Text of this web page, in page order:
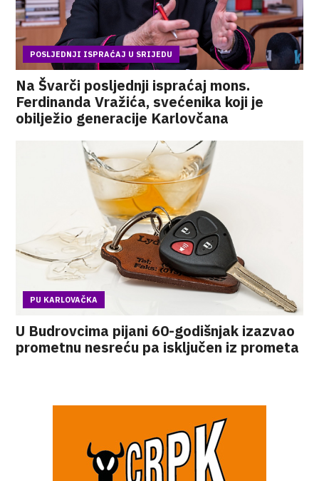
POSLJEDNJI ISPRAĆAJ U SRIJEDU
Na Švarči posljednji ispraćaj mons.
Ferdinanda Vražića, svećenika koji je
obilježio generacije Karlovčana
PU KARLOVAČKA
U Budrovcima pijani 60-godišnjak izazvao
prometnu nesreću pa isključen iz prometa